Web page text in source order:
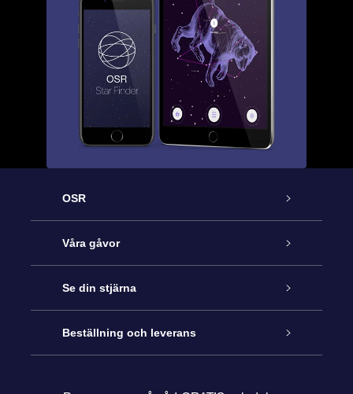
OSR
Kundtjänst
Kontakta oss
Blogg
Våra gåvor
Online-Stjärngåva
OSR Gåvopaket
Se din stjärna
Stjärnregiste
Beställning och leverans